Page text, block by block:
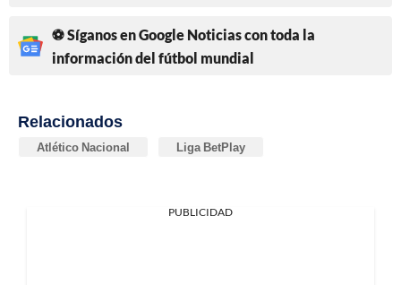
⚽ Síganos en Google Noticias con toda la
información del fútbol mundial
Relacionados
Atlético Nacional Liga BetPlay
PUBLICIDAD